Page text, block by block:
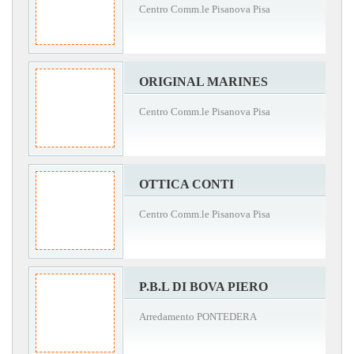
Centro Comm.le Pisanova Pisa
ORIGINAL MARINES
Centro Comm.le Pisanova Pisa
OTTICA CONTI
Centro Comm.le Pisanova Pisa
P.B.L DI BOVA PIERO
Arredamento PONTEDERA